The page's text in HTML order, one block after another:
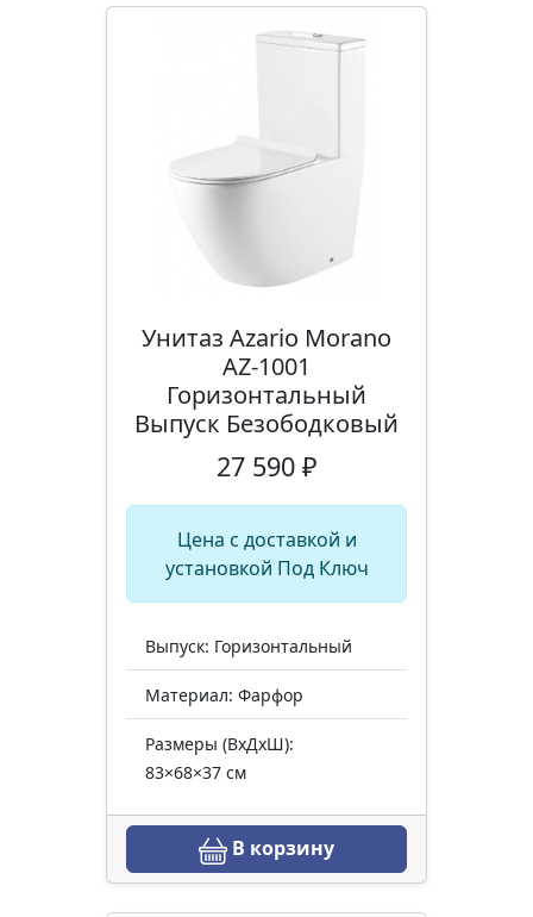
Унитаз Azario Morano
AZ-1001
Горизонтальный
Выпуск Безободковый
27 590 ₽
Цена с доставкой и
установкой Под Ключ
Выпуск: Горизонтальный
Материал: Фарфор
Размеры (ВхДхШ):
83×68×37 см
В корзину